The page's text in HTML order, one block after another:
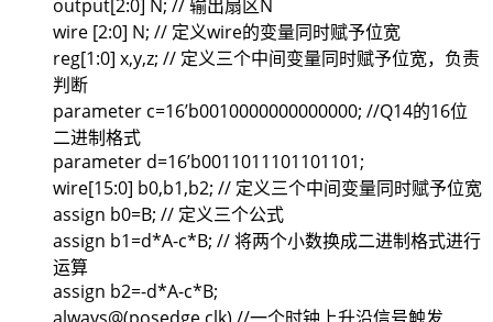
output[2:0] N; // 输出扇区N
wire [2:0] N; // 定义wire的变量同时赋予位宽
reg[1:0] x,y,z; // 定义三个中间变量同时赋予位宽，负责
判断
parameter c=16’b0010000000000000; //Q14的16位
二进制格式
parameter d=16’b0011011101101101;
wire[15:0] b0,b1,b2; // 定义三个中间变量同时赋予位宽
assign b0=B; // 定义三个公式
assign b1=d*A-c*B; // 将两个小数换成二进制格式进行
运算
assign b2=-d*A-c*B;